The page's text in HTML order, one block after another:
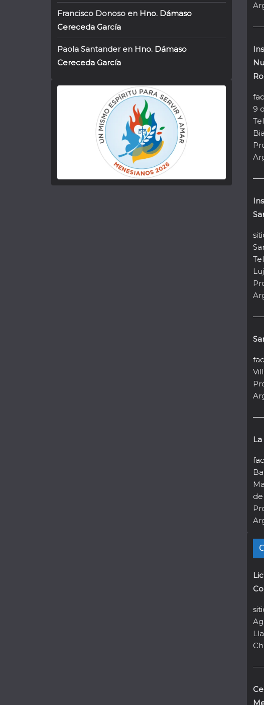
Francisco Donoso en Hno. Dámaso
Cereceda García
Paola Santanderen Hno. Dámaso
Cereceda García
9